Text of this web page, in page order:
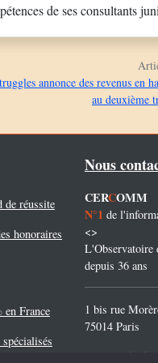
de ses consultants
annonce des revenus en
au deuxième
de réussite
honoraires
en France
Nous
CERCOMM
N°1 de
<>
L'Observatoire
depuis 36 ans
1 bis rue
75014 Paris
Tel. 01 45 45 45